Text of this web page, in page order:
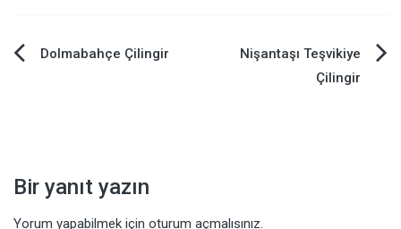
YazıDolmabahçe Çilingir
Nişantaşı Teşvikiye
Çilingir
Bir yanıt yazın
Yorum yapabilmek için oturum açmalısınız.